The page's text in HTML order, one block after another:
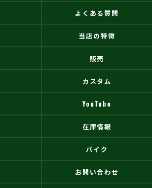
よくある質問
当店の特徴
販売
カスタム
YouTube
在庫情報
バイク
お問い合わせ